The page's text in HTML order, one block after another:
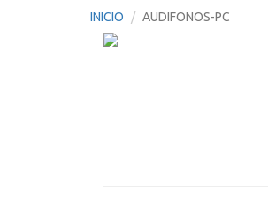
INICIO AUDIFONOS-PC